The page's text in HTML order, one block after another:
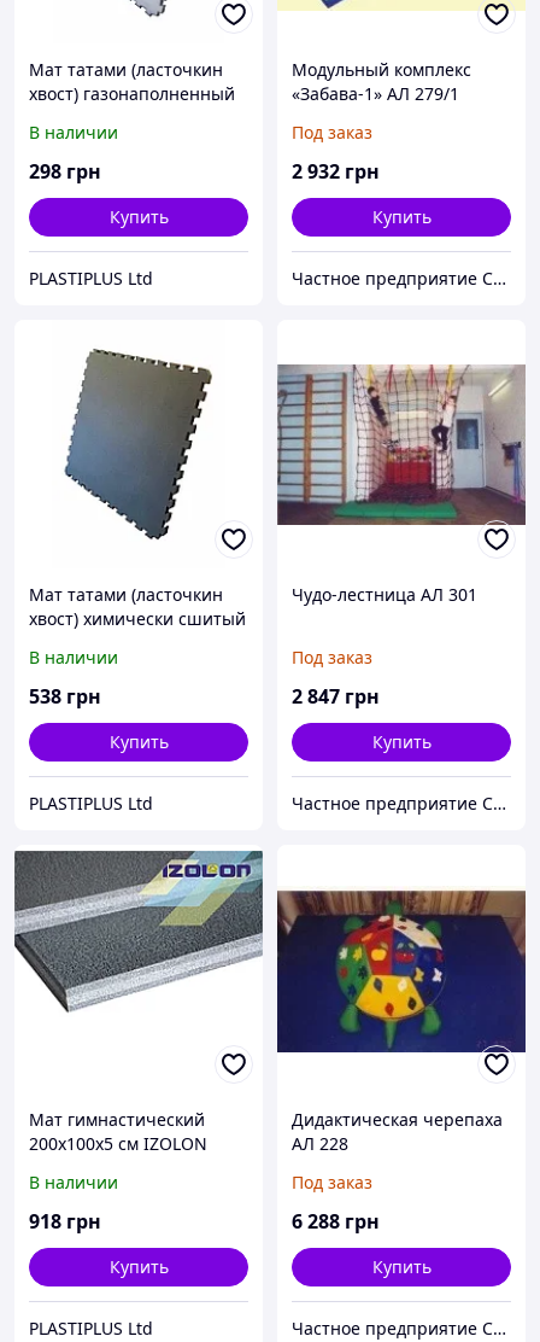
Мат татами (ласточкин
хвост) газонаполненный
100х100х40мм.
В наличии
298 грн
Купить
PLASTIPLUS Ltd
Модульный комплекс
«Забава-1» АЛ 279/1
Под заказ
2 932 грн
Купить
Частное предприятие София Мед
Мат татами (ласточкин
хвост) химически сшитый
100х100х40мм
В наличии
538 грн
Купить
PLASTIPLUS Ltd
Чудо-лестница АЛ 301
Под заказ
2 847 грн
Купить
Частное предприятие София Мед
Мат гимнастический
200х100х5 см IZOLON
В наличии
918 грн
Купить
PLASTIPLUS Ltd
Дидактическая черепаха
АЛ 228
Под заказ
6 288 грн
Купить
Частное предприятие София Мед